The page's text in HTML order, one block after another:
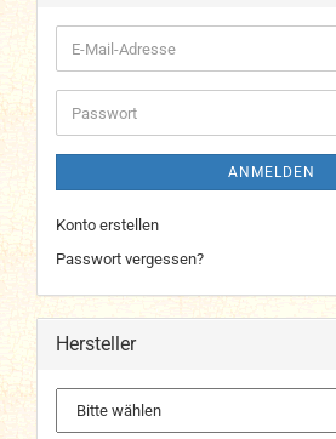
E-
Mail-
Adresse
Passwort
ANMELDEN
Konto erstellen
Passwort vergessen?
Hersteller